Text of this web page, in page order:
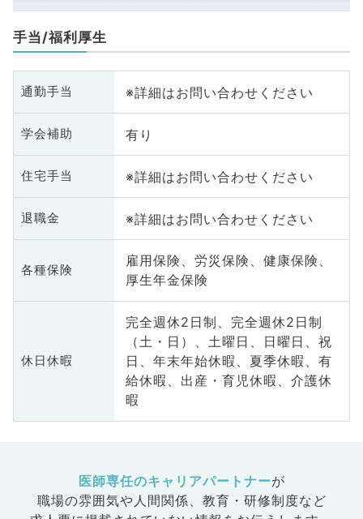
手当/福利厚生
通勤手当 ※詳細はお問い合わせください
学会補助 有り
住宅手当 ※詳細はお問い合わせください
退職金 ※詳細はお問い合わせください
各種保険
雇用保険、労災保険、健康保険、
厚生年金保険
休日休暇
完全週休2日制、完全週休2日制
（土・日）、土曜日、日曜日、祝
日、年末年始休暇、夏季休暇、有
給休暇、出産・育児休暇、介護休
暇
医師専任のキャリアパートナーが
職場の雰囲気や人間関係、 教育・研修制度など